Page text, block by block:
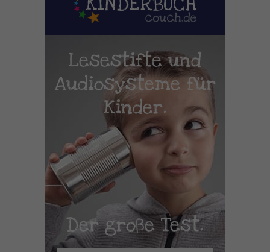
Lesestifte und
Audiosysteme für
Kinder.
Der große Test.